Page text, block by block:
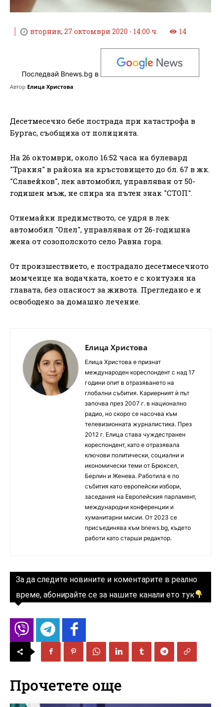
вторник, 27 октомври 2020 - 14:00 ч. 14
Последвай Bnews.bg в
Автор Елица Христова
Десетмесечно бебе пострада при катастрофа в
Бургас, съобщиха от полицията.
На 26 октомври, около 16:52 часа на булевард
"Тракия" в района на кръстовището до бл. 67 в жк.
"Славейков", лек автомобил, управляван от 50-
годишен мъж, не спира на пътен знак "СТОП".
Отнемайки предимството, се удря в лек
автомобил "Опел", управляван от 26-годишна
жена от созополското село Равна гора.
От произшествието, е пострадало десетмесечното
момченце на водачката, което е с контузия на
главата, без опасност за живота. Прегледано е и
освободено за домашно лечение.
Елица Христова
Елица Христова е признат
международен кореспондент с над 17
години опит в отразяването на
глобални събития. Кариерният ѝ път
започва през 2007 г. в национално
радио, но скоро се насочва към
телевизионната журналистика. През
2012 г. Елица става чуждестранен
кореспондент, като е отразявала
ключови политически, социални и
икономически теми от Брюксел,
Берлин и Женева. Работила е по
събития като европейски избори,
заседания на Европейския парламент,
международни конференции и
хуманитарни мисии. От 2023 се
присъединява към bnews.bg, където
работи като старши редактор.
За да следите новините и коментарите в реално
време, абонирайте се за нашите канали ето тук
Прочетете още